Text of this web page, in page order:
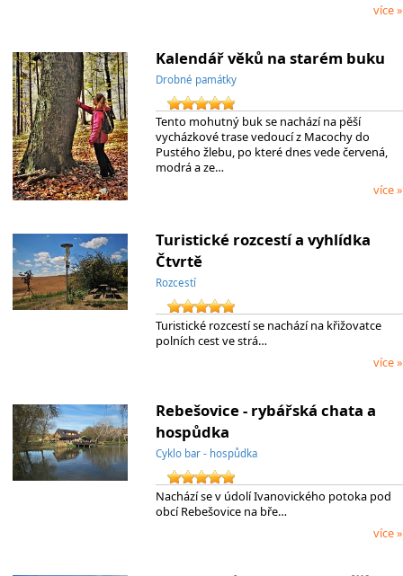
více »
Kalendář věků na starém buku
Drobné památky
Tento mohutný buk se nachází na pěší
vycházkové trase vedoucí z Macochy do
Pustého žlebu, po které dnes vede červená,
modrá a ze…
více »
Turistické rozcestí a vyhlídka
Čtvrtě
Rozcestí
Turistické rozcestí se nachází na křižovatce
polních cest ve strá…
více »
Rebešovice - rybářská chata a
hospůdka
Cyklo bar - hospůdka
Nachází se v údolí Ivanovického potoka pod
obcí Rebešovice na bře…
více »